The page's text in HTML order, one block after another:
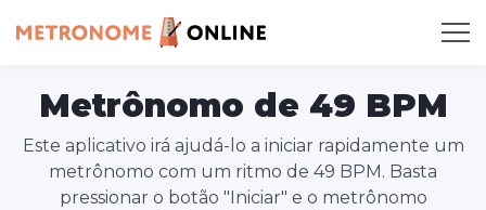
Metrônomo de 49 BPM
Este aplicativo irá ajudá-lo a iniciar rapidamente um
metrônomo com um ritmo de 49 BPM. Basta
pressionar o botão "Iniciar" e o metrônomo